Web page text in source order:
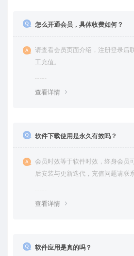
怎么开通会员，具体收费如何？
请查看会员页面介绍，注册登录后
工充值。
查看详情
软件下载使用是永久有效吗？
会员时效等于软件时效，终身会员
后安装与更新迭代，充值问题请联
查看详情
软件应用是真的吗？